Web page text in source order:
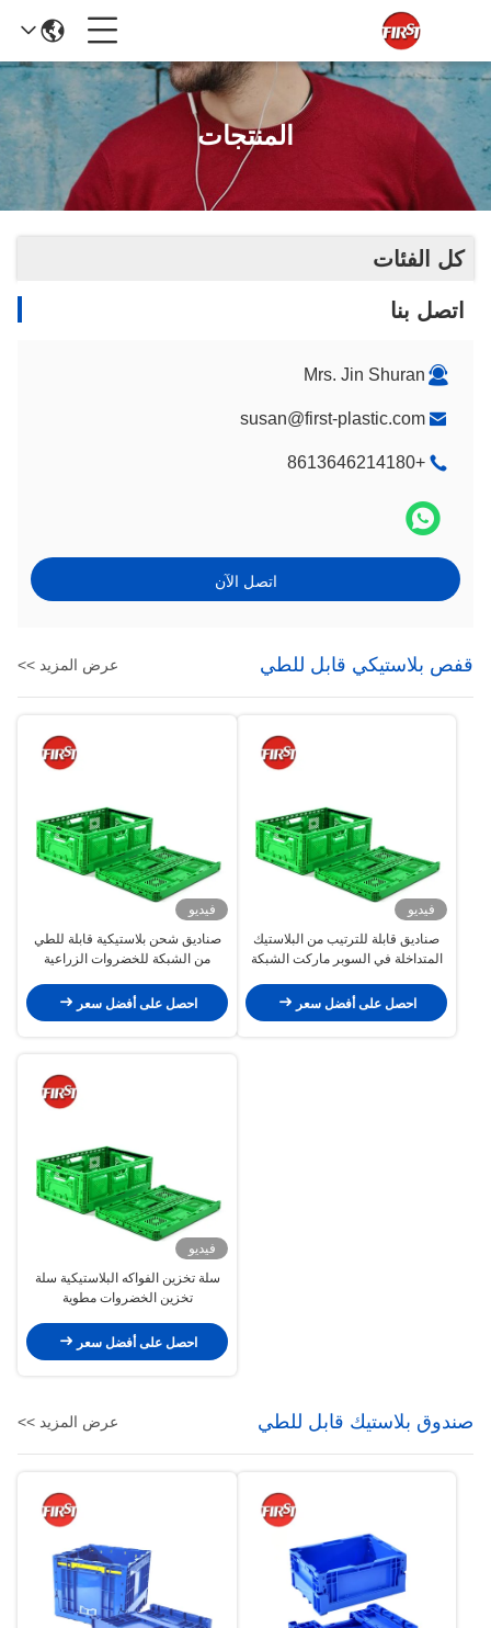
المنتجات
كل الفئات
اتصل بنا
Mrs. Jin Shuran
susan@first-plastic.com
+8613646214180
اتصل الآن
قفص بلاستيكي قابل للطي عرض المزيد >>
فيديو
صناديق قابلة للترتيب من البلاستيك
المتداخلة في السوبر ماركت الشبكة
احصل على أفضل سعر
فيديو
صناديق شحن بلاستيكية قابلة للطي
من الشبكة للخضروات الزراعية
احصل على أفضل سعر
فيديو
سلة تخزين الفواكه البلاستيكية سلة
تخزين الخضروات مطوية
احصل على أفضل سعر
صندوق بلاستيك قابل للطي عرض المزيد >>